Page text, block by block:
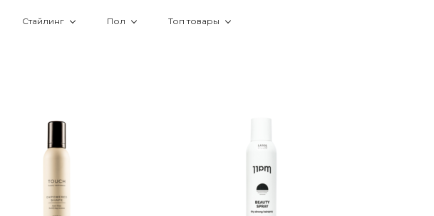
Стайлинг
кудри/локоны
небрежная укладка
Пол Топ товары